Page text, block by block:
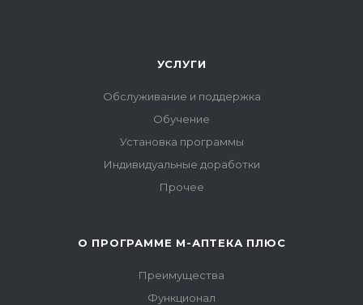
УСЛУГИ
Обслуживание и поддержка
Обучение
Установка программы
Индивидуальные доработки
Прочее
О ПРОГРАММЕ М-АПТЕКА ПЛЮС
Преимущества
Функционал